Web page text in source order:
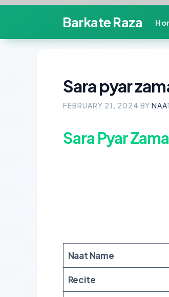
content
Barkate Raza
Sara pyar
FEBRUARY 21, 2024 BY
Sara Pyar
Naat Name
Recite